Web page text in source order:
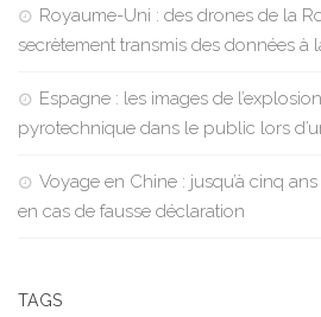
Royaume-Uni : des drones de la
secrètement transmis des données à
Espagne : les images de
pyrotechnique dans le public lors
Voyage en Chine : jusqu’à cinq ans
en cas de fausse déclaration
TAGS